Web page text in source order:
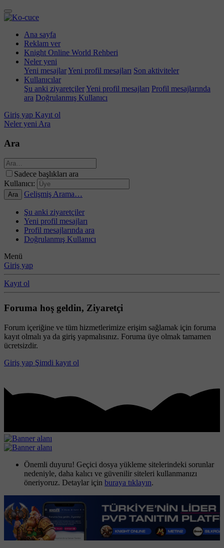
Ana sayfa
Reklam ver
Knight Online World Rehberi
Neler yeni
Yeni mesajlarYeni profil mesajları Son aktiviteler
Kullanıcılar
Şu anki ziyaretçilerYeni profil mesajları Profil mesajlarında
ara Doğrulanmış Kullanıcı
Giriş yap Kayıt ol
Neler yeni Ara
Ara
Sadece başlıkları ara
Kullanıcı:
Ara Gelişmiş Arama…
Şu anki ziyaretçiler
Yeni profil mesajları
Profil mesajlarında ara
Doğrulanmış Kullanıcı
Menü
Giriş yap
Kayıt ol
Foruma hoş geldin, Ziyaretçi
Forum içeriğine ve tüm hizmetlerimize erişim sağlamak için foruma
kayıt olmalı ya da giriş yapmalısınız. Foruma üye olmak tamamen
ücretsizdir.
Giriş yap Şimdi kayıt ol
Önemli duyuru! Geçici dosya yükleme sitelerindeki sorunlar
nedeniyle, daha kalıcı ve güvenilir siteleri kullanmanızı
öneriyoruz. Detaylar için buraya tıklayın.